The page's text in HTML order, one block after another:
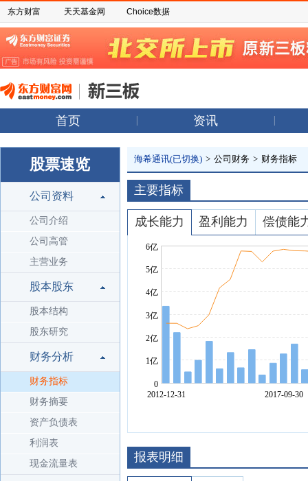
东方财富 天天基金网 Choice数据
首页 资讯
股票速览
公司资料
公司介绍
公司高管
主营业务
股本股东
股本结构
股东研究
财务分析
财务指标
财务摘要
资产负债表
利润表
现金流量表
海希通讯(已切换) > 公司财务 > 财务指标
主要指标
成长能力 盈利能力 偿债能
报表明细